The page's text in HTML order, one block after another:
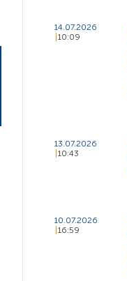
14.07.2026
10:09
13.07.2026
10:43
10.07.2026
16:59